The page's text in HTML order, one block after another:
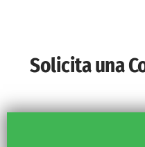
Solicita una